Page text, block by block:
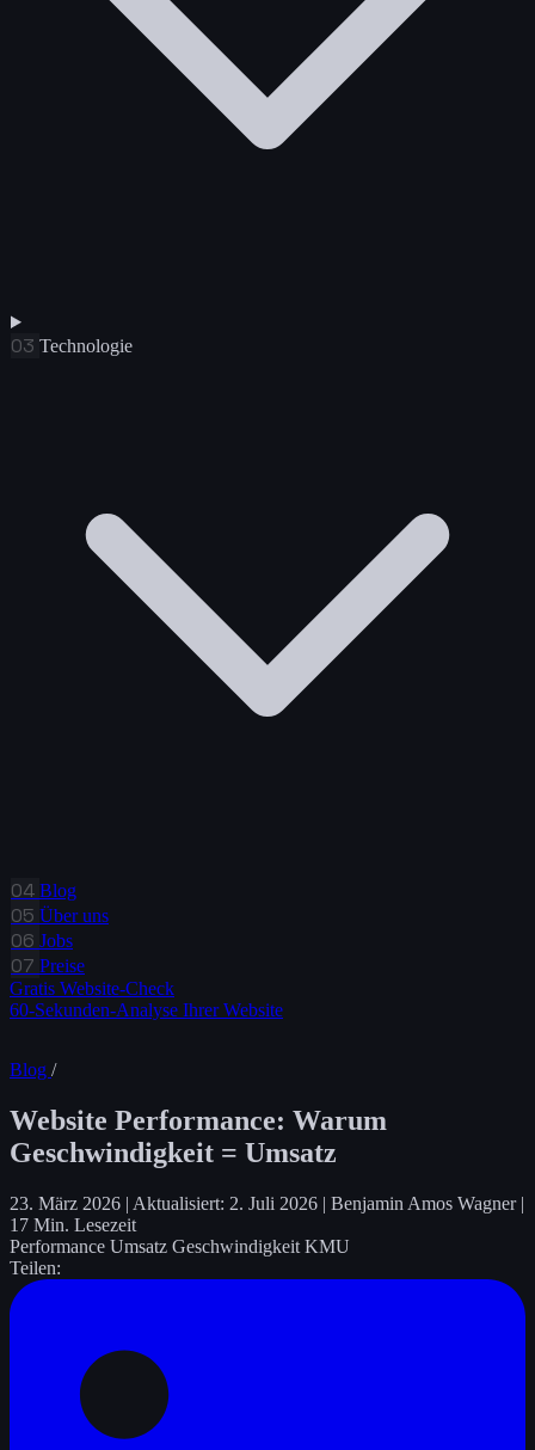
03 Technologie
04 Blog
05 Über uns
06 Jobs
07 Preise
Gratis Website-Check
60-Sekunden-Analyse Ihrer Website
Blog /
Website Performance: Warum
Geschwindigkeit = Umsatz
23. März 2026 | Aktualisiert: 2. Juli 2026 | Benjamin Amos Wagner |
17 Min. Lesezeit
Performance Umsatz Geschwindigkeit KMU
Teilen: